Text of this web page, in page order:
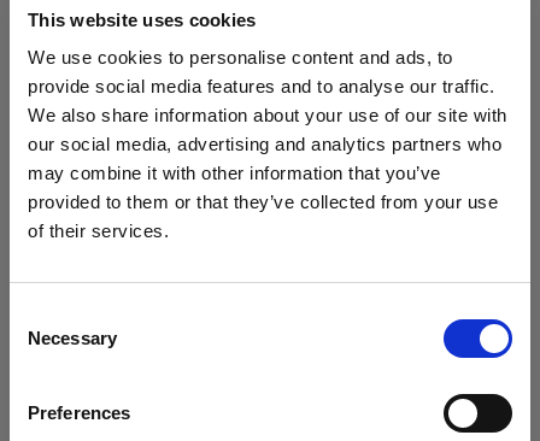
This website uses cookies
We use cookies to personalise content and ads, to
provide social media features and to analyse our traffic.
We also share information about your use of our site with
our social media, advertising and analytics partners who
may combine it with other information that you’ve
provided to them or that they’ve collected from your use
of their services.
Selection
Necessary
Preferences
地域を変更しますか？
Latvia
があります。これらの国では、EU/EEA 域内より
も個人情報の保護レベルが低い場合があります。
個人データを EU/EEA 域外の国に転送する場合、
当社は欧州委員会が承認した標準契約条項を使用
し、お客様の個人データを十分に保護します。標
準契約条項は次のリンクからご覧いただけます。
data-protection/standard-contractual-clauses-